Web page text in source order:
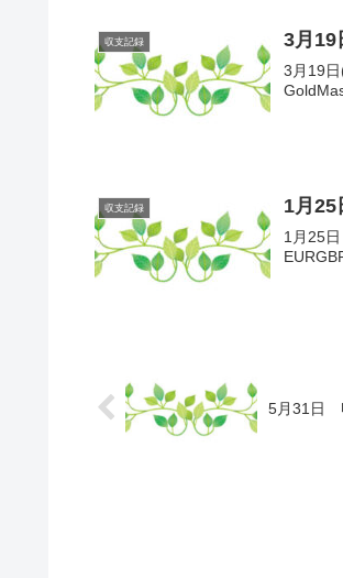
収支記録 3月
3月19
収支記録 1月
1月25
5月31日